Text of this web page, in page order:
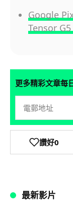
Google
Tensor
更多精彩文章每
讚好0
最新影片